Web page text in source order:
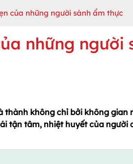
của những người sành ẩm thực
những người
thành không chỉ bởi không gian
tận tâm, nhiệt huyết của người